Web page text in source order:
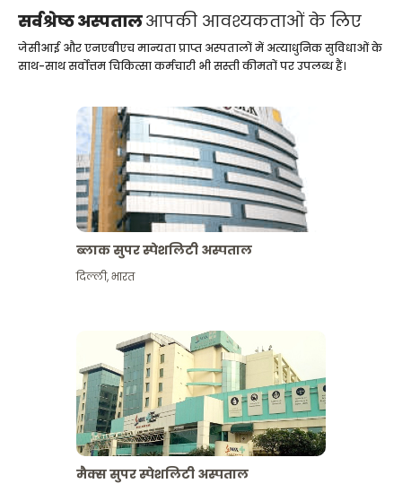
सर्वश्रेष्ठ अस्पतालआपकी आवश्यकताओं के लिए
जेसीआई और एनएबीएच मान्यता प्राप्त अस्पतालों में अत्याधुनिक सुविधाओं के
साथ-साथ सर्वोत्तम चिकित्सा कर्मचारी भी सस्ती कीमतों पर उपलब्ध हैं।
ब्लाक सुपर स्पेशलिटी अस्पताल
दिल्ली,भारत
मैक्स सुपर स्पेशलिटी अस्पताल